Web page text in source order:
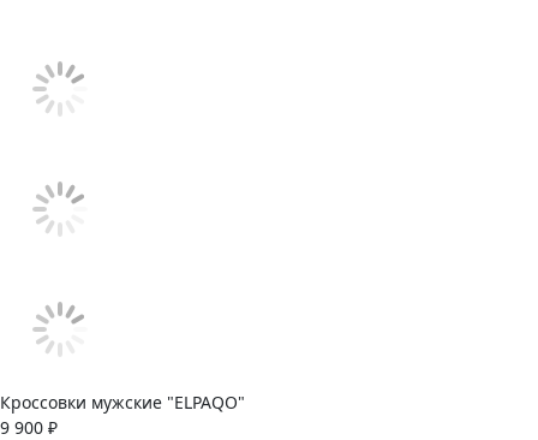
Кроссовки мужские "ELPAQO"
9 900 ₽